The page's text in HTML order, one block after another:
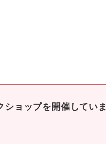
ョップを開催していま